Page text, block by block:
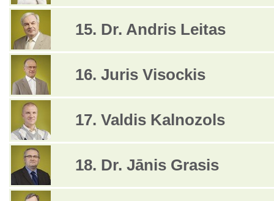
15. Dr. Andris Leitas
16. Juris Visockis
17. Valdis Kalnozols
18. Dr. Jānis Grasis